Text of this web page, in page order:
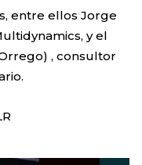
entre ellos Jorge
y el
, consultor